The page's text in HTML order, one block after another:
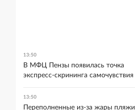
13:50
В МФЦ Пензы появилась точка
экспресс-скрининга самочувствия
13:50
Переполненные из-за жары пляжи